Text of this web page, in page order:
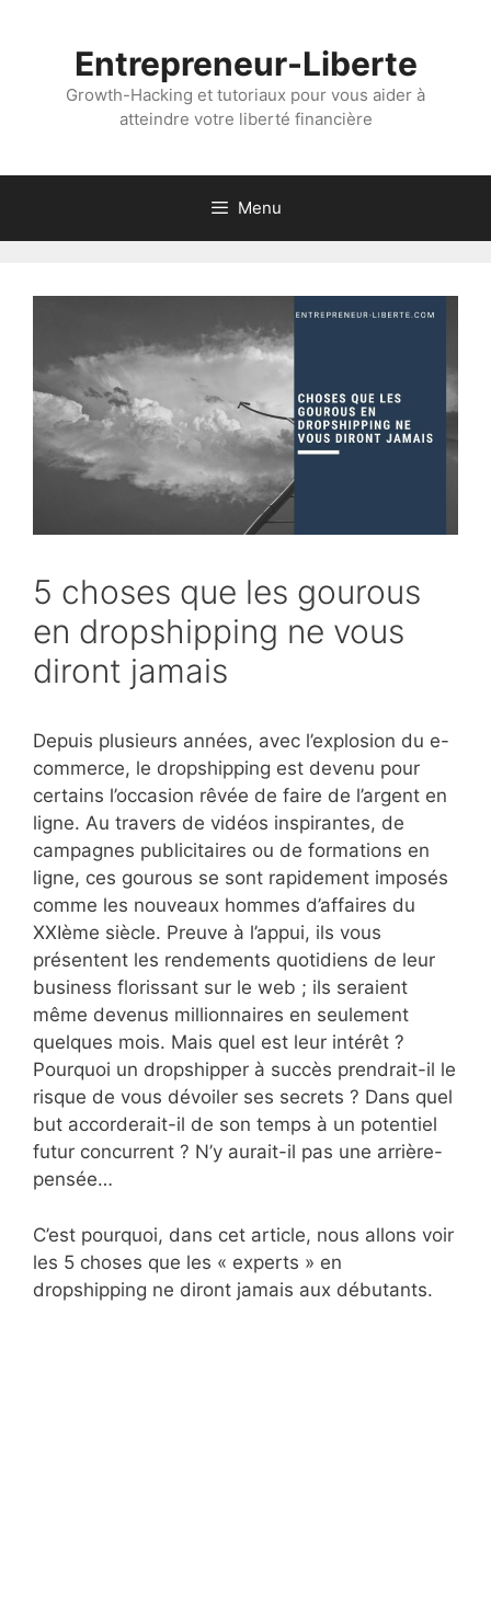
Entrepreneur-Liberte
Growth-Hacking et tutoriaux pour vous aider à
atteindre votre liberté financière
Menu
5 choses que les gourous
en dropshipping ne vous
diront jamais
Depuis plusieurs années, avec l’explosion du e-
commerce, le dropshipping est devenu pour
certains l’occasion rêvée de faire de l’argent en
ligne. Au travers de vidéos inspirantes, de
campagnes publicitaires ou de formations en
ligne, ces gourous se sont rapidement imposés
comme les nouveaux hommes d’affaires du
XXIème siècle. Preuve à l’appui, ils vous
présentent les rendements quotidiens de leur
business florissant sur le web ; ils seraient
même devenus millionnaires en seulement
quelques mois. Mais quel est leur intérêt ?
Pourquoi un dropshipper à succès prendrait-il le
risque de vous dévoiler ses secrets ? Dans quel
but accorderait-il de son temps à un potentiel
futur concurrent ? N’y aurait-il pas une arrière-
pensée…
C’est pourquoi, dans cet article, nous allons voir
les 5 choses que les « experts » en
dropshipping ne diront jamais aux débutants.